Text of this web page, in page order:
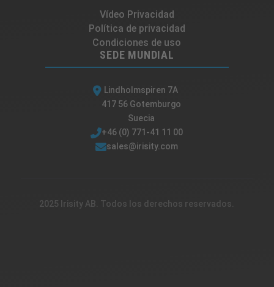
Vídeo Privacidad
Política de privacidad
Condiciones de uso
SEDE MUNDIAL
Lindholmspiren 7A
417 56 Gotemburgo
Suecia
+46 (0) 771-41 11 00
sales@irisity.com
2025 Irisity AB. Todos los derechos reservados.